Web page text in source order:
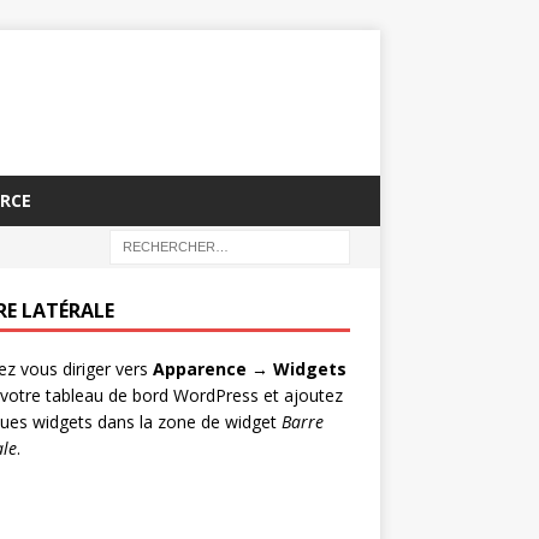
LATÉRALE
vous diriger vers Apparence → Widgets
tableau de bord WordPress et ajoutez
widgets dans la zone de widget Barre
.